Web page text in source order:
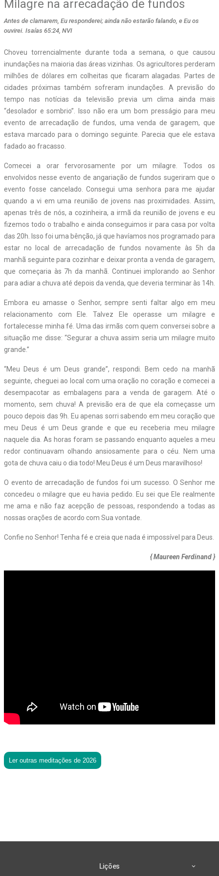
Milagre na arrecadação de fundos
Antes de clamarem, Eu responderei; ainda não estarão falando, e Eu os
ouvirei. Isaías 65:24, NVI
Choveu torrencialmente durante toda a semana, o que causou
inundações na maioria das áreas vizinhas. Os agricultores perderam
milhões de dólares em colheitas que ficaram alagadas. Partes de
cidades próximas também sofreram inundações. A previsão do
tempo nas notícias da televisão previa um clima ainda mais
“desolador e sombrio”. Isso não era um bom presságio para meu
evento de arrecadação de fundos, uma venda de garagem, que
estava marcado para o domingo seguinte. Parecia que ele estava
fadado ao fracasso.
Comecei a orar fervorosamente por um milagre. Todos os
envolvidos nesse evento de angariação de fundos sugeriram que o
evento fosse cancelado. Consegui uma senhora para me ajudar
quando a vi em uma reunião de jovens nas proximidades. Assim,
apenas três de nós, a cozinheira, a irmã da reunião de jovens e eu
fizemos todo o trabalho e ainda conseguimos ir para casa por volta
das 20h. Isso foi uma bênção, já que havíamos nos programado para
estar no local de arrecadação de fundos novamente às 5h da
manhã seguinte para cozinhar e deixar pronta a venda de garagem,
que começaria às 7h da manhã. Continuei implorando ao Senhor
para adiar a chuva até depois da venda, que deveria terminar às 14h.
Embora eu amasse o Senhor, sempre senti faltar algo em meu
relacionamento com Ele. Talvez Ele operasse um milagre e
fortalecesse minha fé. Uma das irmãs com quem conversei sobre a
situação me disse: “Segurar a chuva assim seria um milagre muito
grande.”
“Meu Deus é um Deus grande”, respondi. Bem cedo na manhã
seguinte, cheguei ao local com uma oração no coração e comecei a
desempacotar as embalagens para a venda de garagem. Até o
momento, sem chuva! A previsão era de que ela começasse um
pouco depois das 9h. Eu apenas sorri sabendo em meu coração que
meu Deus é um Deus grande e que eu receberia meu milagre
naquele dia. As horas foram se passando enquanto aqueles a meu
redor continuavam olhando ansiosamente para o céu. Nem uma
gota de chuva caiu o dia todo! Meu Deus é um Deus maravilhoso!
O evento de arrecadação de fundos foi um sucesso. O Senhor me
concedeu o milagre que eu havia pedido. Eu sei que Ele realmente
me ama e não faz acepção de pessoas, respondendo a todas as
nossas orações de acordo com Sua vontade.
Confie no Senhor! Tenha fé e creia que nada é impossível para Deus.
{ Maureen Ferdinand }
Ler outras meditações de 2026
Lições